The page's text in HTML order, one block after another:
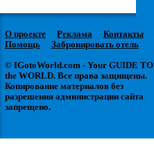
О проекте Реклама Контакты
Помощь
Забронировать отель
© IGotoWorld.com - Your GUIDE TO
the WORLD. Все права защищены.
Копирование материалов без
разрешения администрации сайта
запрещено.